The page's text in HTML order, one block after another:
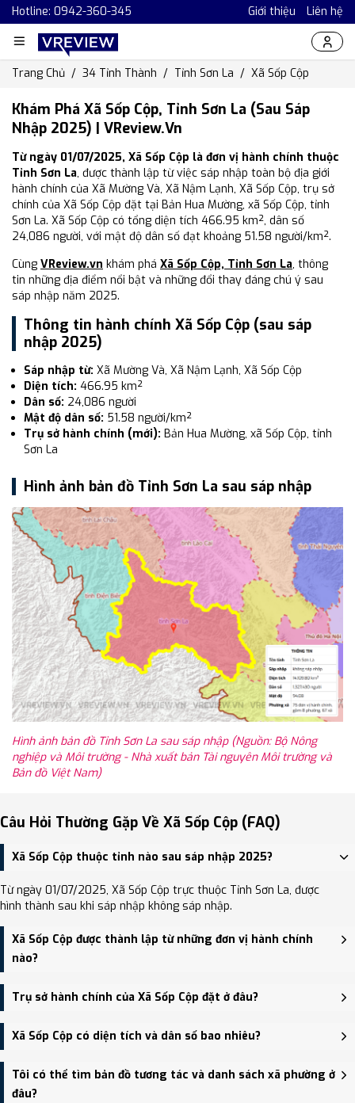
Hotline: 0942-360-345 Giới thiệu Liên hệ
Trang Chủ 34 Tỉnh Thành Tỉnh Sơn La Xã Sốp Cộp
Khám Phá Xã Sốp Cộp, Tỉnh Sơn La (Sau Sáp
Nhập 2025) | VReview.vn
Từ ngày 01/07/2025, Xã Sốp Cộp là đơn vị hành chính thuộc
Tỉnh Sơn La, được thành lập từ việc sáp nhập toàn bộ địa giới
hành chính của Xã Mường Và, Xã Nậm Lạnh, Xã Sốp Cộp, trụ sở
chính của Xã Sốp Cộp đặt tại Bản Hua Mường, xã Sốp Cộp, tỉnh
Sơn La. Xã Sốp Cộp có tổng diện tích 466.95 km², dân số
24,086 người, với mật độ dân số đạt khoảng 51.58 người/km².
Cùng VReview.vn khám phá Xã Sốp Cộp, Tỉnh Sơn La, thông
tin những địa điểm nổi bật và những đổi thay đáng chú ý sau
sáp nhập năm 2025.
Thông tin hành chính Xã Sốp Cộp (sau sáp
nhập 2025)
Sáp nhập từ: Xã Mường Và, Xã Nậm Lạnh, Xã Sốp Cộp
Diện tích: 466.95 km²
Dân số: 24,086 người
Mật độ dân số: 51.58 người/km²
Trụ sở hành chính (mới): Bản Hua Mường, xã Sốp Cộp, tỉnh
Sơn La
Hình ảnh bản đồ Tỉnh Sơn La sau sáp nhập
Hình ảnh bản đồ Tỉnh Sơn La sau sáp nhập (Nguồn: Bộ Nông
nghiệp và Môi trường - Nhà xuất bản Tài nguyên Môi trường và
Bản đồ Việt Nam)
Câu Hỏi Thường Gặp Về Xã Sốp Cộp (FAQ)
Xã Sốp Cộp thuộc tỉnh nào sau sáp nhập 2025?
Từ ngày 01/07/2025, Xã Sốp Cộp trực thuộc Tỉnh Sơn La, được
hình thành sau khi sáp nhập không sáp nhập.
Xã Sốp Cộp được thành lập từ những đơn vị hành chính
nào?
Xã Sốp Cộp được thành lập trên cơ sở sáp nhập Xã Mường Và, Xã
Nậm Lạnh, Xã Sốp Cộp.
Trụ sở hành chính của Xã Sốp Cộp đặt ở đâu?
Trụ sở hành chính mới của Xã Sốp Cộp đặt tại Bản Hua Mường, xã
Sốp Cộp, tỉnh Sơn La - trung tâm khu vực thuận tiện giao thông.
Xã Sốp Cộp có diện tích và dân số bao nhiêu?
Xã Sốp Cộp có Diện tích: 466.95 km², Dân số: 24,086 người, Mật
độ dân số: Khoảng 51.58 người/km²
Tôi có thể tìm bản đồ tương tác và danh sách xã phường ở
đâu?